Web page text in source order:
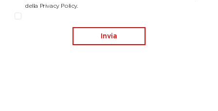
della Privacy Policy.
Invia